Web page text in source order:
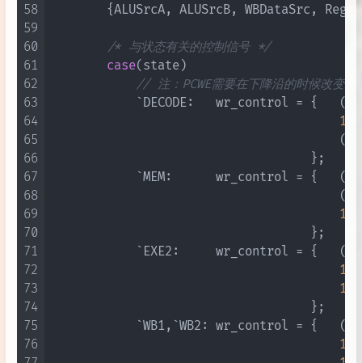
58
59
60
61
62
63
64
65
66
67
68
69
70
71
72
73
74
75
76
{ALUSrcA, ALUSrcB, WBDataSrc,
/* 与状态有关的控制信号 */
case(state)
// 注：PCWE需要在下降沿的时候改变，
`DECODE:   wr_control = {
1'b
                                    };
`MEM:      wr_control = {
1'b
                                    };
`EXE2:     wr_control = {
1'b
1'b
                                    };
`WB1,`WB2: wr_control = {
1'b